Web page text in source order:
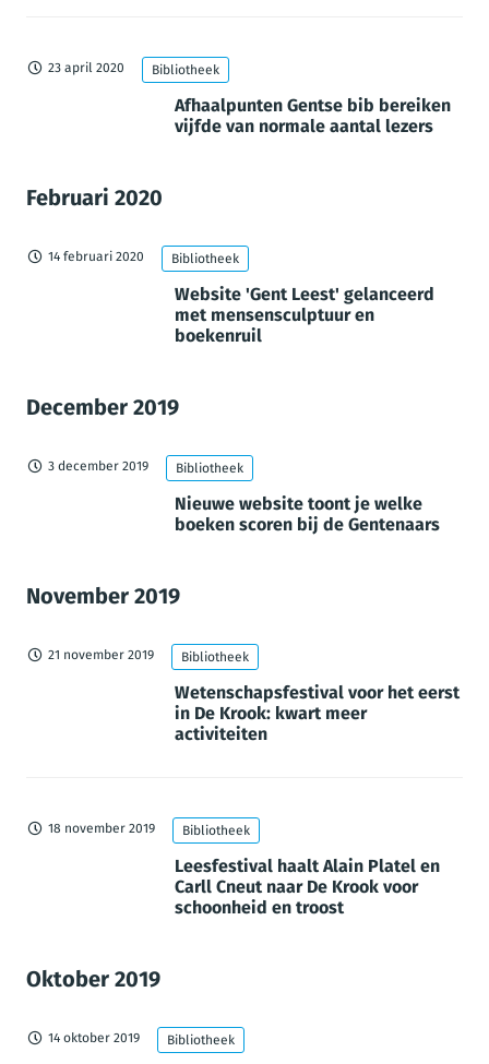
23 april 2020 Bibliotheek
Afhaalpunten Gentse bib bereiken
vijfde van normale aantal lezers
Februari 2020
14 februari 2020 Bibliotheek
Website 'Gent Leest' gelanceerd
met mensensculptuur en
boekenruil
December 2019
3 december 2019 Bibliotheek
Nieuwe website toont je welke
boeken scoren bij de Gentenaars
November 2019
21 november 2019 Bibliotheek
Wetenschapsfestival voor het eerst
in De Krook: kwart meer
activiteiten
18 november 2019 Bibliotheek
Leesfestival haalt Alain Platel en
Carll Cneut naar De Krook voor
schoonheid en troost
Oktober 2019
14 oktober 2019 Bibliotheek